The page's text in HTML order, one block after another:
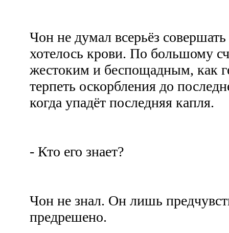
Чон не думал всерьёз
хотелось крови. По большому
жестоким и беспощадным, как
терпеть оскорбления до
когда упадёт последняя капля.
- Кто его знает?
Чон не знал. Он лишь
предрешено.